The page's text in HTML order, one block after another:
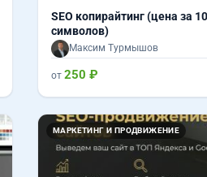
SEO копирайтинг (цена за
символов)
Максим Турмышов
от 250 ₽
МАРКЕТИНГ И ПРОДВИЖЕНИЕ